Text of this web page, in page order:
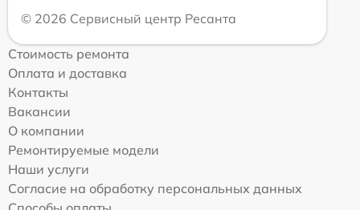
© 2026 Сервисный центр Ресанта
Стоимость ремонта
Оплата и доставка
Контакты
Вакансии
О компании
Ремонтируемые модели
Наши услуги
Согласие на обработку персональных данных